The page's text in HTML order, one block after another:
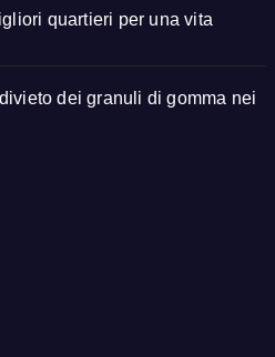
quartieri per una vita
dei granuli di gomma nei